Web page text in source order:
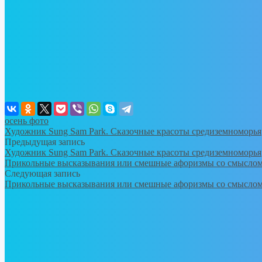
осень фото
Художник Sung Sam Park. Сказочные красоты средиземноморья
Предыдущая запись
Художник Sung Sam Park. Сказочные красоты средиземноморья
Прикольные высказывания или смешные афоризмы со
Следующая запись
Прикольные высказывания или смешные афоризмы со